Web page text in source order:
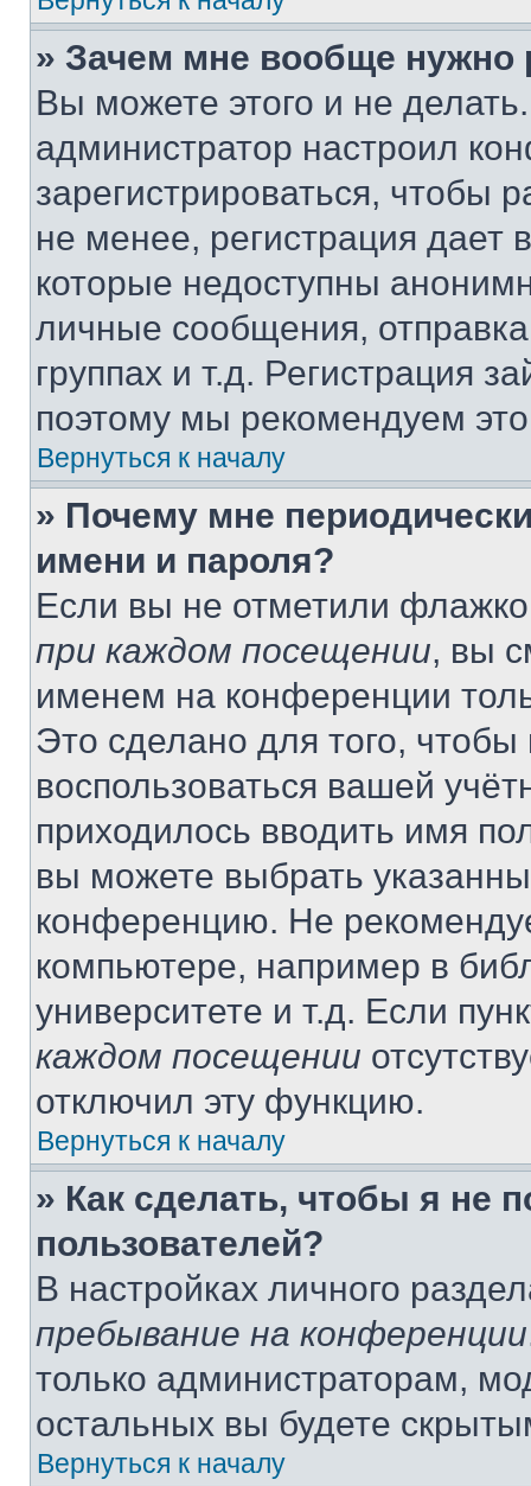
» Зачем мне вообще нужно
Вы можете этого и не
администратор настроил
зарегистрироваться, чтобы
не менее, регистрация
которые недоступны
личные сообщения,
группах и т.д. Регистрация
поэтому мы рекомендуем
Вернуться к началу
» Почему мне
имени и пароля?
Если вы не отметили
при каждом посещении, вы
именем на конференции
Это сделано для того, чтобы
воспользоваться вашей
приходилось вводить имя
вы можете выбрать
конференцию. Не
компьютере, например в
университете и т.д. Если
каждом посещении
отключил эту функцию.
Вернуться к началу
» Как сделать, чтобы я не
пользователей?
В настройках личного
пребывание на конференции
только администраторам,
остальных вы будете
Вернуться к началу